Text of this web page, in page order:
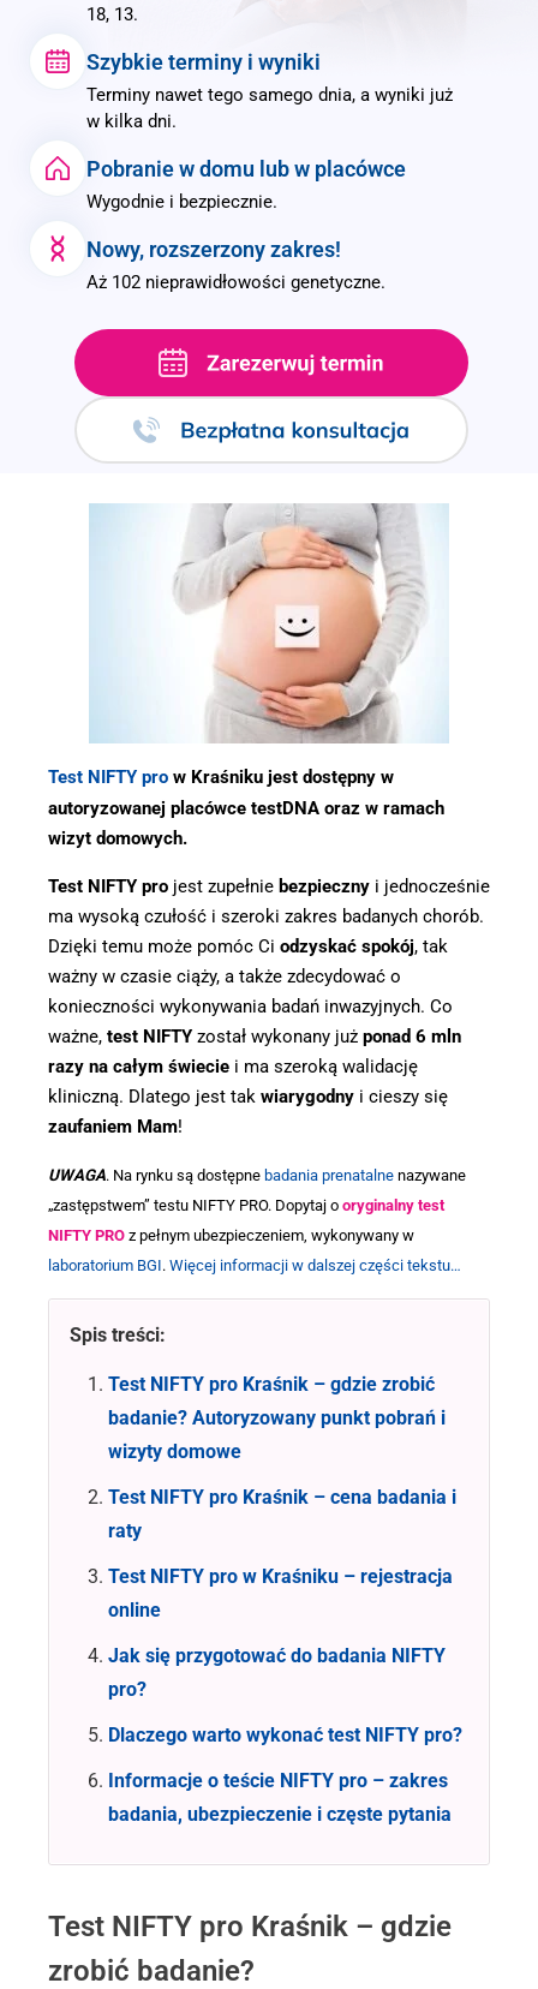
18, 13.
Szybkie terminy i wyniki
Terminy nawet tego samego dnia, a wyniki już
w kilka dni.
Pobranie w domu lub w placówce
Wygodnie i bezpiecznie.
Nowy, rozszerzony zakres!
Aż 102 nieprawidłowości genetyczne.
Test NIFTY pro w Kraśniku jest dostępny w
autoryzowanej placówce testDNA oraz w ramach
wizyt domowych.
Test NIFTY pro jest zupełnie bezpieczny i jednocześnie
ma wysoką czułość i szeroki zakres badanych chorób.
Dzięki temu może pomóc Ci odzyskać spokój, tak
ważny w czasie ciąży, a także zdecydować o
konieczności wykonywania badań inwazyjnych. Co
ważne, test NIFTY został wykonany już ponad 6 mln
razy na całym świecie i ma szeroką walidację
kliniczną. Dlatego jest tak wiarygodny i cieszy się
zaufaniem Mam!
UWAGA. Na rynku są dostępne badania prenatalne nazywane
„zastępstwem” testu NIFTY PRO. Dopytaj o oryginalny test
NIFTY PRO z pełnym ubezpieczeniem, wykonywany w
laboratorium BGI. Więcej informacji w dalszej części tekstu…
Spis treści:
Test NIFTY pro Kraśnik – gdzie zrobić
badanie? Autoryzowany punkt pobrań i
wizyty domowe
Test NIFTY pro Kraśnik – cena badania i
raty
Test NIFTY pro w Kraśniku – rejestracja
online
Jak się przygotować do badania NIFTY
pro?
Dlaczego warto wykonać test NIFTY pro?
Informacje o teście NIFTY pro – zakres
badania, ubezpieczenie i częste pytania
Test NIFTY pro Kraśnik – gdzie
zrobić badanie?